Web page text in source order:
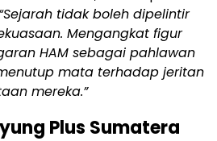
“Sejarah tidak boleh dipelintir
Mengangkat figur
HAM sebagai pahlawan
mata terhadap jeritan
mereka.”
Plus Sumatera